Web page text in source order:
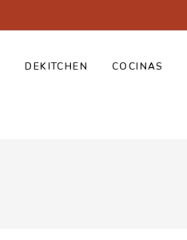
DEKITCHEN COCINAS